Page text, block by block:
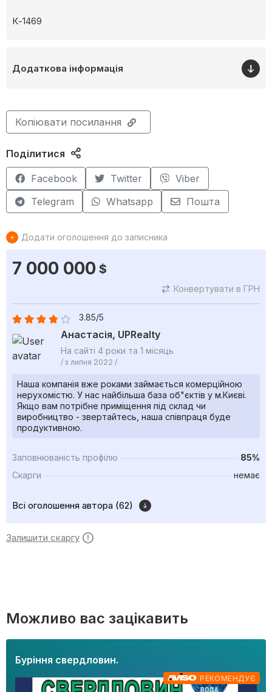
К-1469
Додаткова інформація
Копіювати посилання
Поділитися
Facebook Twitter
Viber
Telegram
Whatsapp Пошта
Додати оголошення до записника
7 000 000 $
Конвертувати в ГРН
3.85/5
Анастасія, UPRealty
На сайті 4 роки та 1 місяць
/ з липня 2022 /
Наша компанія вже роками займається комерційною
нерухомістю. У нас найбільша база об"єктів у м.Києві.
Якщо вам потрібне приміщення під склад чи
виробництво - звертайтесь, наша співпраця буде
продуктивною.
Заповнюваність профілю
85%
Скарги
немає
Всі оголошення автора (62)
Залишити скаргу
Можливо вас зацікавить
Буріння свердловин.
РЕКОМЕНДУЄ